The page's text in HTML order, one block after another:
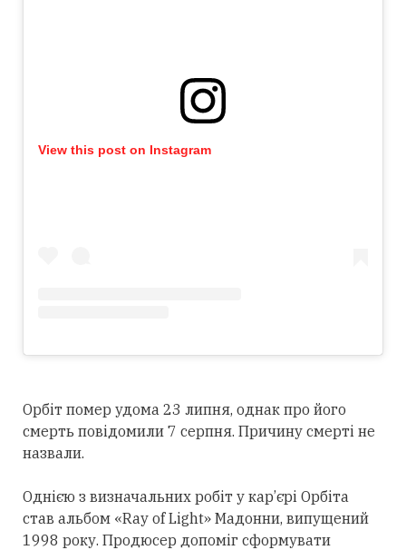
View this post on Instagram
Орбіт помер удома 23 липня, однак про його
смерть повідомили 7 серпня. Причину смерті не
назвали.
Однією з визначальних робіт у кар’єрі Орбіта
став альбом «Ray of Light» Мадонни, випущений
1998 року. Продюсер допоміг сформувати